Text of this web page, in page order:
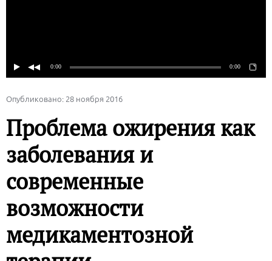
Опубликовано: 28 ноября 2016
Проблема ожирения как
заболевания и
современные
возможности
медикаментозной